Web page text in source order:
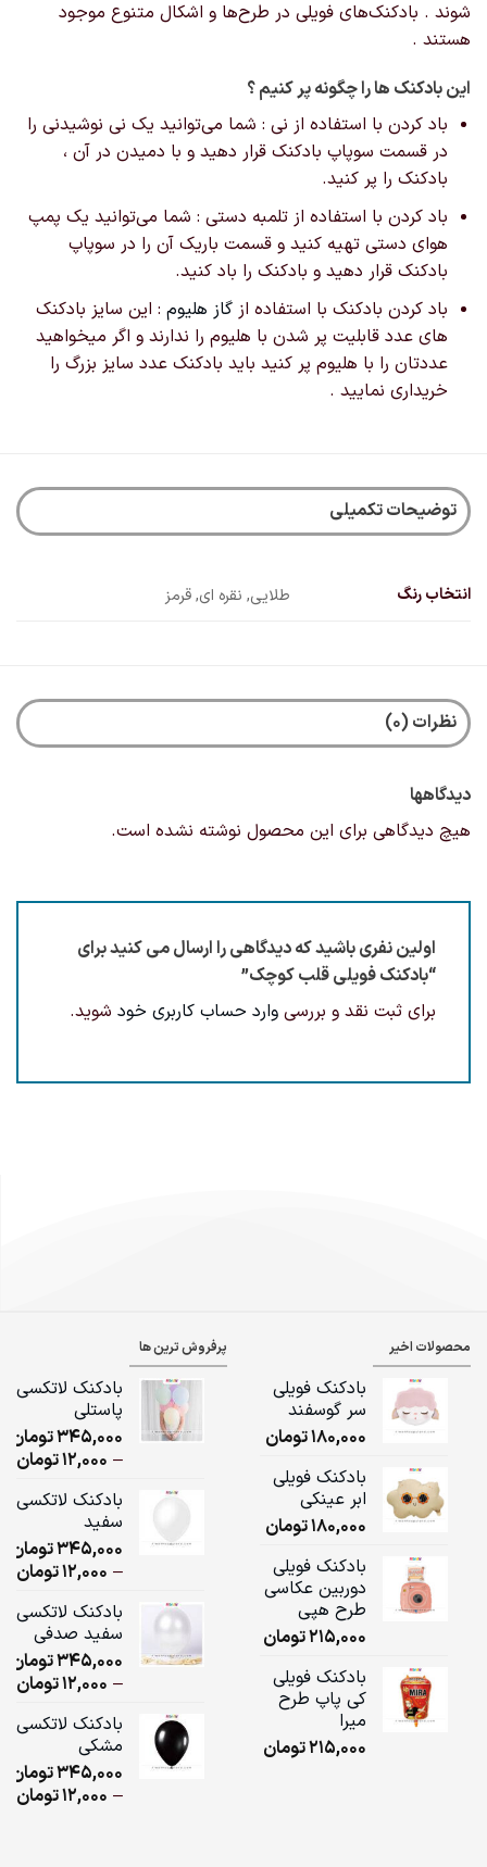
شوند . بادکنک‌های فویلی در طرح‌ها و اشکال‌ متنوع موجود
هستند .
این بادکنک ها را چگونه پر کنیم ؟
باد کردن با استفاده از نی : شما می‌توانید یک نی نوشیدنی را
در قسمت سوپاپ بادکنک قرار دهید و با دمیدن در آن ،
بادکنک را پر کنید.
باد کردن با استفاده از تلمبه دستی : شما می‌توانید یک پمپ
هوای دستی تهیه کنید و قسمت باریک آن را در سوپاپ
بادکنک قرار دهید و بادکنک را باد کنید.
باد کردن بادکنک با استفاده از گاز هلیوم: این سایز بادکنک
های عدد قابلیت پر شدن با هلیوم را ندارند و اگر میخواهید
عددتان را با هلیوم پر کنید باید بادکنک عدد سایز بزرگ را
خریداری نمایید .
توضیحات تکمیلی
انتخاب رنگ طلایی, نقره ای, قرمز
نظرات (0)
دیدگاهها
هیچ دیدگاهی برای این محصول نوشته نشده است.
اولین نفری باشید که دیدگاهی را ارسال می کنید برای
“بادکنک فویلی قلب کوچک”
برای ثبت نقد و بررسی وارد حساب کاربری خود شوید.
محصولات اخیر
بادکنک فویلی
سر گوسفند
180,000تومان
بادکنک فویلی
ابر عینکی
180,000تومان
بادکنک فویلی
دوربین عکاسی
طرح هپی
215,000تومان
بادکنک فویلی
کی پاپ طرح
میرا
215,000تومان
پرفروش ترین ها
بادکنک لاتکسی
پاستلی
345,000تومان
–
12,000تومان
بادکنک لاتکسی
سفید
345,000تومان
–
12,000تومان
بادکنک لاتکسی
سفید صدفی
345,000تومان
–
12,000تومان
بادکنک لاتکسی
مشکی
345,000تومان
–
12,000تومان